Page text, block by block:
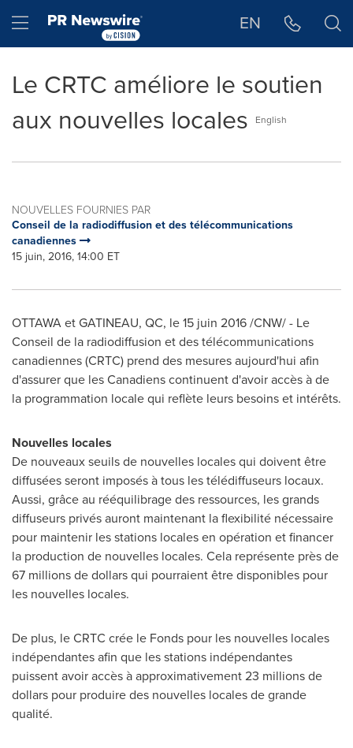
Hamburger menu EN
Le CRTC améliore le soutien
aux nouvelles locales
English
NOUVELLES FOURNIES PAR
Conseil de la radiodiffusion et des télécommunications
canadiennes
15 juin, 2016, 14:00 ET
OTTAWA etGATINEAU, QC, le 15 juin 2016 /CNW/ - Le
Conseil de la radiodiffusion et des télécommunications
canadiennes (CRTC) prend des mesures aujourd'hui afin
d'assurer que les Canadiens continuent d'avoir accès à de
la programmation locale qui reflète leurs besoins et intérêts.
Nouvelles locales
De nouveaux seuils de nouvelles locales qui doivent être
diffusées seront imposés à tous les télédiffuseurs locaux.
Aussi, grâce au rééquilibrage des ressources, les grands
diffuseurs privés auront maintenant la flexibilité nécessaire
pour maintenir les stations locales en opération et financer
la production de nouvelles locales. Cela représente près de
67 millions de dollars qui pourraient être disponibles pour
les nouvelles locales.
De plus, le CRTC crée le Fonds pour les nouvelles locales
indépendantes afin que les stations indépendantes
puissent avoir accès à approximativement 23 millions de
dollars pour produire des nouvelles locales de grande
qualité.